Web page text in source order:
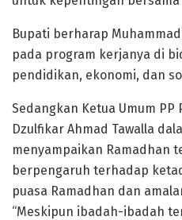
Bupati berharap
pada program kerjanya di
pendidikan, ekonomi, dan
Sedangkan Ketua Umum
Dzulfikar Ahmad Tawalla
menyampaikan Ramadhan
berpengaruh terhadap
puasa Ramadhan dan
“Meskipun ibadah-ibadah